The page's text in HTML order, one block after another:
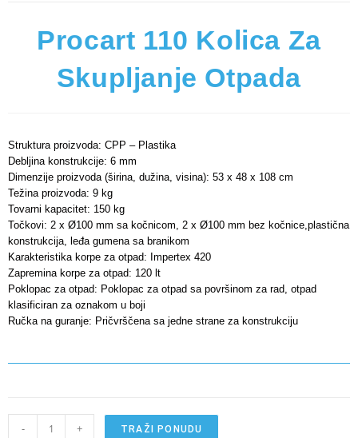
Procart 110 Kolica Za
Skupljanje Otpada
Struktura proizvoda: CPP – Plastika
Debljina konstrukcije: 6 mm
Dimenzije proizvoda (širina, dužina, visina): 53 x 48 x 108 cm
Težina proizvoda: 9 kg
Tovarni kapacitet: 150 kg
Točkovi: 2 x Ø100 mm sa kočnicom, 2 x Ø100 mm bez kočnice,plastična
konstrukcija, leđa gumena sa branikom
Karakteristika korpe za otpad: Impertex 420
Zapremina korpe za otpad: 120 lt
Poklopac za otpad: Poklopac za otpad sa površinom za rad, otpad
klasificiran za oznakom u boji
Ručka na guranje: Pričvrščena sa jedne strane za konstrukciju
- + TRAŽI PONUDU